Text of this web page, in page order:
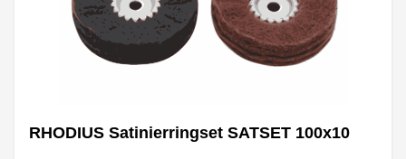
RHODIUS Satinierringset SATSET 100x10